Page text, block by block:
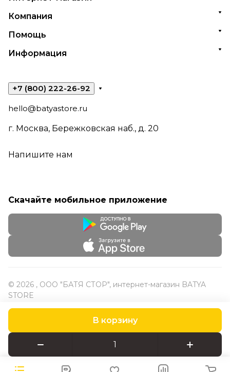
В корзину
Компания
Помощь
Информация
+7 (800) 222-26-92
hello@batyastore.ru
г. Москва, Бережковская наб., д. 20
Напишите нам
Скачайте мобильное приложение
© 2026 , ООО "БАТЯ СТОР", интернет-магазин BATYA
STORE
Конфиденциальность Оферта